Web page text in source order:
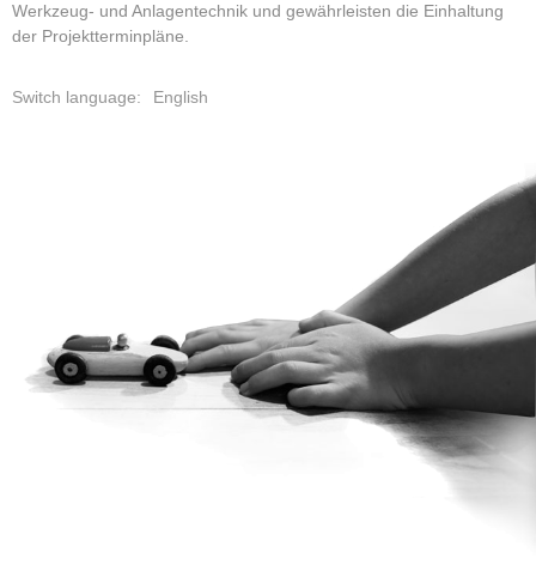
Werkzeug- und Anlagentechnik und gewährleisten die Einhaltung
der Projektterminpläne.
English